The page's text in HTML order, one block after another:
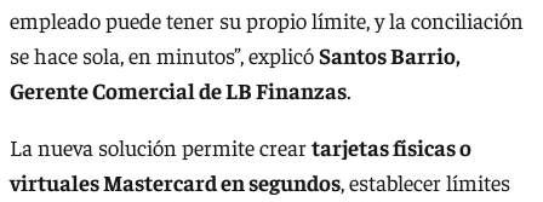
empleado puede tener su propio límite, y la conciliación
se hace sola, en minutos”, explicóSantos Barrio,
Gerente Comercial de LB Finanzas.
La nueva solución permite creartarjetas físicas o
virtuales Mastercard en segundos, establecer límites